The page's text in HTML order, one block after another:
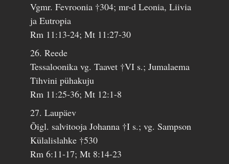
Vgmr. Fevroonia †304; mr-d Leonia, Liivia
ja Eutropia
Rm 11:13-24; Mt 11:27-30
26. Reede
Tessaloonika vg. Taavet †VI s.; Jumalaema
Tihvini pühakuju
Rm 11:25-36; Mt 12:1-8
27. Laupäev
Õigl. salvitooja Johanna †I s.; vg. Sampson
Külalislahke †530
Rm 6:11-17; Mt 8:14-23